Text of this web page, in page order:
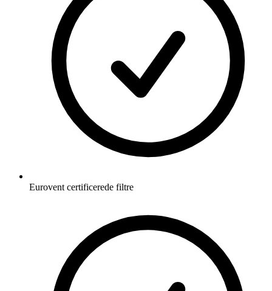
Eurovent certificerede filtre